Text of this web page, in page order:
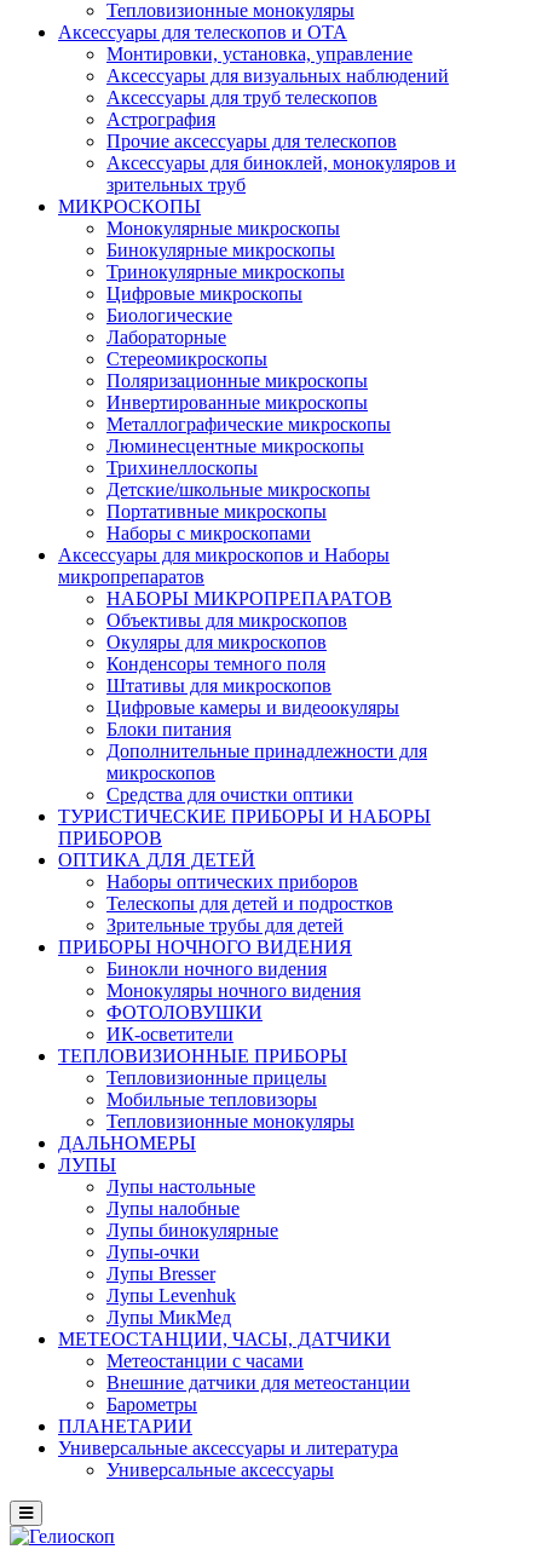
Тепловизионные монокуляры
Аксессуары для телескопов и ОТА
Монтировки, установка, управление
Аксессуары для визуальных наблюдений
Аксессуары для труб телескопов
Астрография
Прочие аксессуары для телескопов
Аксессуары для биноклей, монокуляров и
зрительных труб
МИКРОСКОПЫ
Монокулярные микроскопы
Бинокулярные микроскопы
Тринокулярные микроскопы
Цифровые микроскопы
Биологические
Лабораторные
Стереомикроскопы
Поляризационные микроскопы
Инвертированные микроскопы
Металлографические микроскопы
Люминесцентные микроскопы
Трихинеллоскопы
Детские/школьные микроскопы
Портативные микроскопы
Наборы с микроскопами
Аксессуары для микроскопов и Наборы
микропрепаратов
НАБОРЫ МИКРОПРЕПАРАТОВ
Объективы для микроскопов
Окуляры для микроскопов
Конденсоры темного поля
Штативы для микроскопов
Цифровые камеры и видеоокуляры
Блоки питания
Дополнительные принадлежности для
микроскопов
Средства для очистки оптики
ТУРИСТИЧЕСКИЕ ПРИБОРЫ И НАБОРЫ
ПРИБОРОВ
ОПТИКА ДЛЯ ДЕТЕЙ
Наборы оптических приборов
Телескопы для детей и подростков
Зрительные трубы для детей
ПРИБОРЫ НОЧНОГО ВИДЕНИЯ
Бинокли ночного видения
Монокуляры ночного видения
ФОТОЛОВУШКИ
ИК-осветители
ТЕПЛОВИЗИОННЫЕ ПРИБОРЫ
Тепловизионные прицелы
Мобильные тепловизоры
Тепловизионные монокуляры
ДАЛЬНОМЕРЫ
ЛУПЫ
Лупы настольные
Лупы налобные
Лупы бинокулярные
Лупы-очки
Лупы Bresser
Лупы Levenhuk
Лупы МикМед
МЕТЕОСТАНЦИИ, ЧАСЫ, ДАТЧИКИ
Метеостанции с часами
Внешние датчики для метеостанции
Барометры
ПЛАНЕТАРИИ
Универсальные аксессуары и литература
Универсальные аксессуары